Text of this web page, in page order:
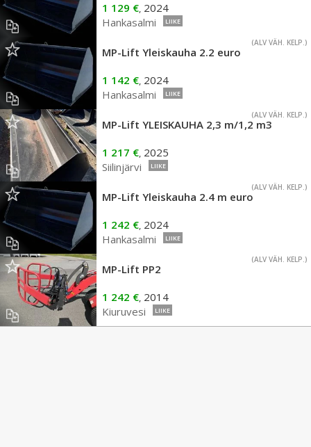
1 129 €, 2024
Hankasalmi
LIIKE
(ALV VÄH. KELP.)
MP-Lift Yleiskauha 2.2 euro
1 142 €, 2024
Hankasalmi
LIIKE
(ALV VÄH. KELP.)
MP-Lift YLEISKAUHA 2,3 m/1,2 m3
1 217 €, 2025
Siilinjärvi
LIIKE
(ALV VÄH. KELP.)
MP-Lift Yleiskauha 2.4 m euro
1 242 €, 2024
Hankasalmi
LIIKE
(ALV VÄH. KELP.)
MP-Lift PP2
1 242 €, 2014
Kiuruvesi
LIIKE